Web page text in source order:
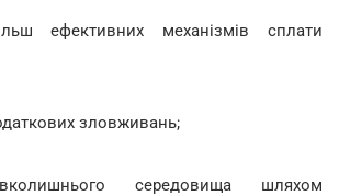
ефективних механізмів сплати
зловживань;
середовища шляхом